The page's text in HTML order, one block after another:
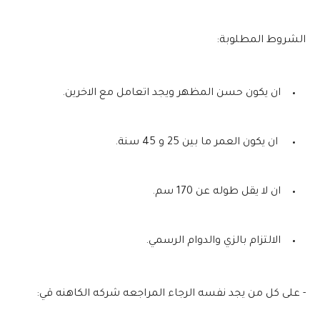
الشروط المطلوبة:
ان يكون حسن المظهر ويجد اتعامل مع الاخرين.
ان يكون العمر ما بين 25 و 45 سنة.
ان لا يقل طوله عن 170 سم.
الالتزام بالزي والدوام الرسمي.
- على كل من يجد نفسه الرجاء المراجعه شركه الكاهنه قي: